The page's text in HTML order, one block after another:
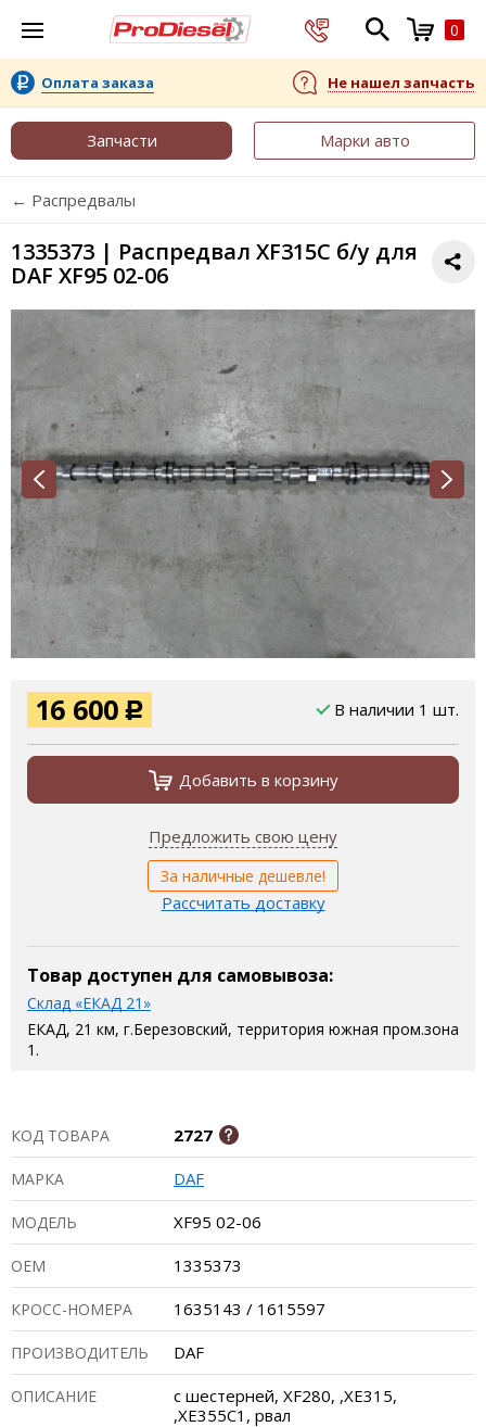
0
Оплата заказа Не нашел запчасть
Запчасти Марки авто
← Распредвалы
1335373 | Распредвал XF315C б/у для
DAF XF95 02-06
16 600 Р В наличии 1 шт.
Добавить в корзину
Предложить свою цену
За наличные дешевле!
Рассчитать доставку
Товар доступен для самовывоза:
Склад «ЕКАД 21»
ЕКАД, 21 км, г.Березовский, территория южная пром.зона
1.
КОД ТОВАРА 2727
МАРКА DAF
МОДЕЛЬ XF95 02-06
ОЕМ 1335373
КРОСС-НОМЕРА 1635143 / 1615597
ПРОИЗВОДИТЕЛЬ DAF
ОПИСАНИЕ
с шестерней, XF280, ,XE315,
,XE355C1, рвал